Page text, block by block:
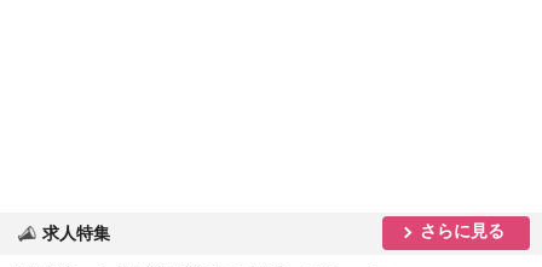
求人特集 さらに見る